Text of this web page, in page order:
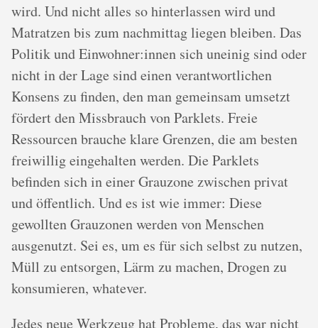
wird. Und nicht alles so hinterlassen wird und
Matratzen bis zum nachmittag liegen bleiben. Das
Politik und Einwohner:innen sich uneinig sind oder
nicht in der Lage sind einen verantwortlichen
Konsens zu finden, den man gemeinsam umsetzt
fördert den Missbrauch von Parklets. Freie
Ressourcen brauche klare Grenzen, die am besten
freiwillig eingehalten werden. Die Parklets
befinden sich in einer Grauzone zwischen privat
und öffentlich. Und es ist wie immer: Diese
gewollten Grauzonen werden von Menschen
ausgenutzt. Sei es, um es für sich selbst zu nutzen,
Müll zu entsorgen, Lärm zu machen, Drogen zu
konsumieren, whatever.
Jedes neue Werkzeug hat Probleme, das war nicht